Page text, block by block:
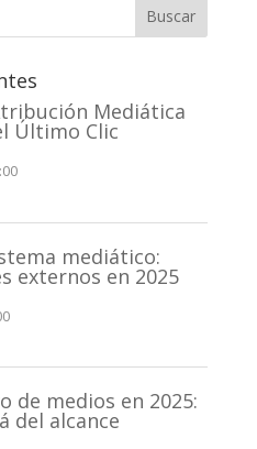
Buscar
Mediática
Último Clic
mediático:
externos en 2025
de medios en 2025:
del alcance